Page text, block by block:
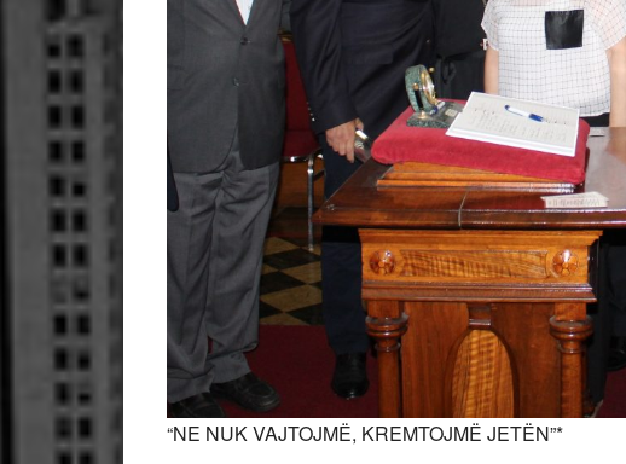
“NE NUK VAJTOJMË, KREMTOJMË JETËN”*